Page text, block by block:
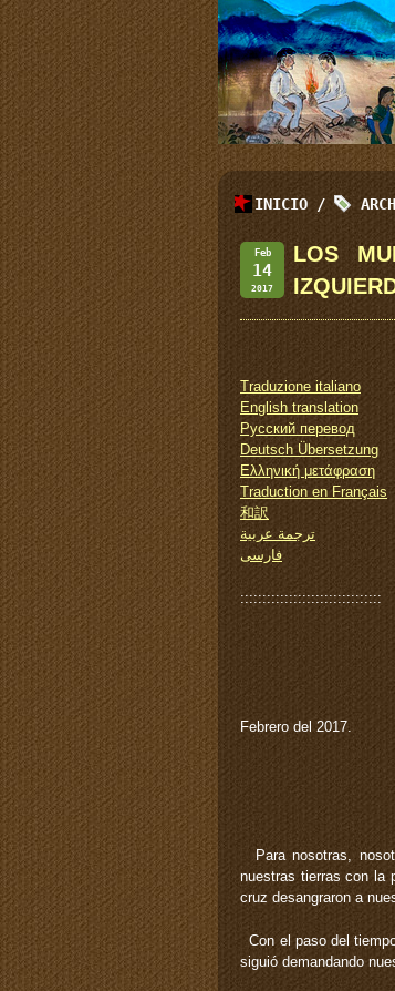
INICIO /
Feb
14
2017
LOS
Traduzione italiano
English translation
Русский перевод
Deutsch Übersetzung
Ελληνική μετάφραση
Traduction en Français
和訳
ترجمة عربية
فارسی
::::::::::::::::::::::::::::::::
Febrero del 2017.
Para nosotras,
nuestras tierras con la
cruz desangraron a
Con el paso del
siguió demandando